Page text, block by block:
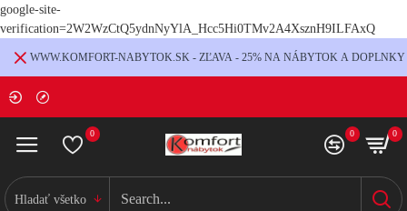
google-site-
verification=2W2WzCtQ5ydnNyYlA_Hcc5Hi0TMv2A4XsznH9ILFAxQ
WWW.KOMFORT-NABYTOK.SK - ZĽAVA - 25% NA NÁBYTOK A DOPLNKY
0 0 0
Hladať všetko